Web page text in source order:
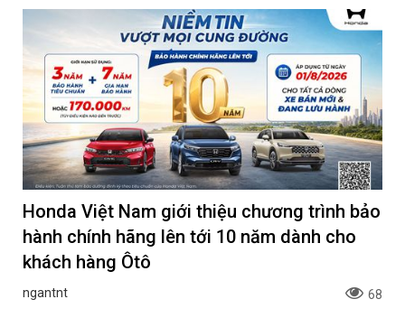
Honda Việt Nam giới thiệu chương trình bảo
hành chính hãng lên tới 10 năm dành cho
khách hàng Ôtô
ngantnt 68